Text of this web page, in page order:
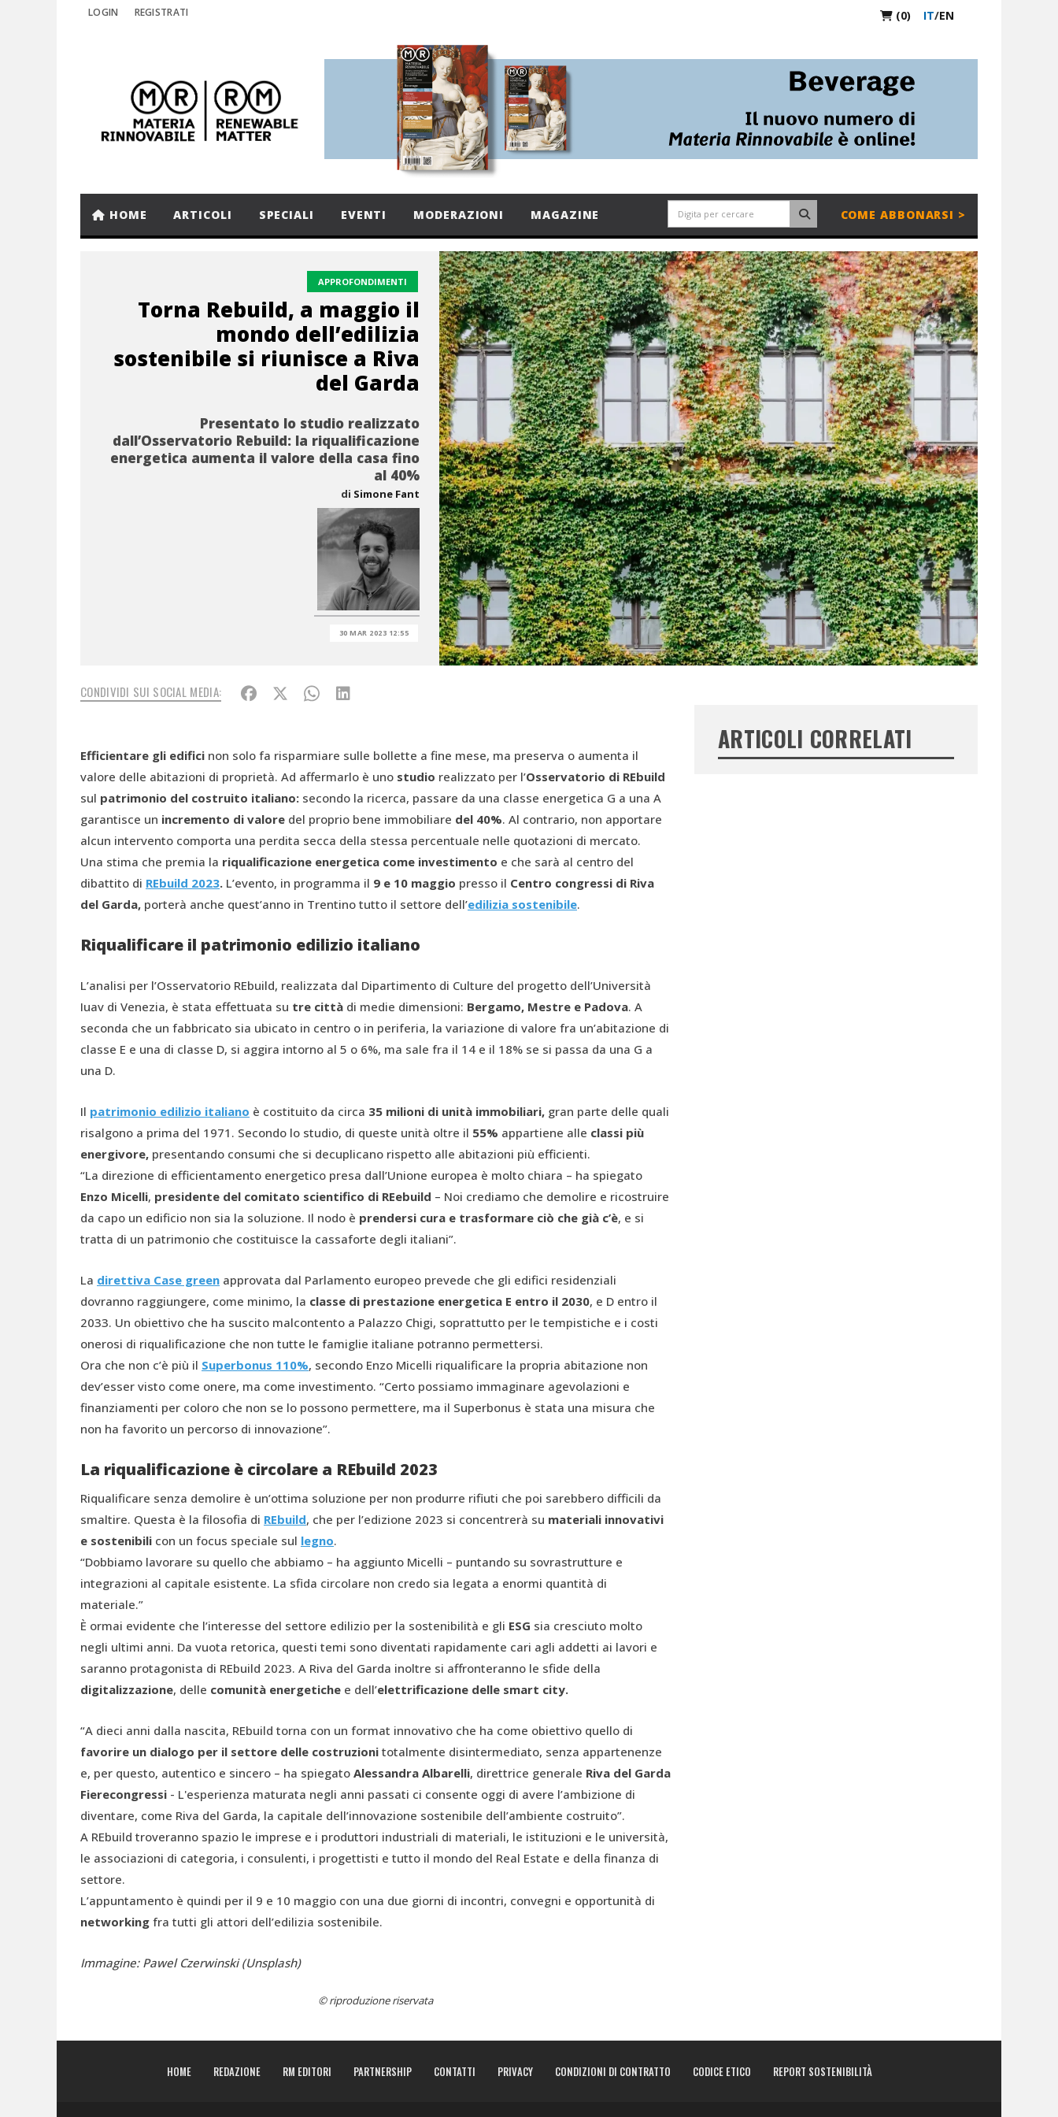
LOGIN REGISTRATI (0) IT/EN
HOME ARTICOLI SPECIALI EVENTI MODERAZIONI MAGAZINE COME ABBONARSI >
APPROFONDIMENTI
Torna Rebuild, a maggio il
mondo dell’edilizia
sostenibile si riunisce a Riva
del Garda
Presentato lo studio realizzato
dall’Osservatorio Rebuild: la riqualificazione
energetica aumenta il valore della casa fino
al 40%
di Simone Fant
30 MAR 2023 12:55
CONDIVIDI SUI SOCIAL MEDIA:
Efficientare gli edifici non solo fa risparmiare sulle bollette a fine mese, ma preserva o aumenta il
valore delle abitazioni di proprietà. Ad affermarlo è uno studio realizzato per l’Osservatorio di REbuild
sul patrimonio del costruito italiano: secondo la ricerca, passare da una classe energetica G a una A
garantisce un incremento di valore del proprio bene immobiliare del 40%. Al contrario, non apportare
alcun intervento comporta una perdita secca della stessa percentuale nelle quotazioni di mercato.
Una stima che premia la riqualificazione energetica come investimento e che sarà al centro del
dibattito di REbuild 2023. L’evento, in programma il 9 e 10 maggio presso il Centro congressi di Riva
del Garda, porterà anche quest’anno in Trentino tutto il settore dell’edilizia sostenibile.
Riqualificare il patrimonio edilizio italiano
L’analisi per l’Osservatorio REbuild, realizzata dal Dipartimento di Culture del progetto dell’Università
Iuav di Venezia, è stata effettuata su tre città di medie dimensioni: Bergamo, Mestre e Padova. A
seconda che un fabbricato sia ubicato in centro o in periferia, la variazione di valore fra un’abitazione di
classe E e una di classe D, si aggira intorno al 5 o 6%, ma sale fra il 14 e il 18% se si passa da una G a
una D.
Il patrimonio edilizio italiano è costituito da circa 35 milioni di unità immobiliari, gran parte delle quali
risalgono a prima del 1971. Secondo lo studio, di queste unità oltre il 55% appartiene alle classi più
energivore, presentando consumi che si decuplicano rispetto alle abitazioni più efficienti.
“La direzione di efficientamento energetico presa dall’Unione europea è molto chiara – ha spiegato
Enzo Micelli, presidente del comitato scientifico di REebuild – Noi crediamo che demolire e ricostruire
da capo un edificio non sia la soluzione. Il nodo è prendersi cura e trasformare ciò che già c’è, e si
tratta di un patrimonio che costituisce la cassaforte degli italiani”.
La direttiva Case green approvata dal Parlamento europeo prevede che gli edifici residenziali
dovranno raggiungere, come minimo, la classe di prestazione energetica E entro il 2030, e D entro il
2033. Un obiettivo che ha suscito malcontento a Palazzo Chigi, soprattutto per le tempistiche e i costi
onerosi di riqualificazione che non tutte le famiglie italiane potranno permettersi.
Ora che non c’è più il Superbonus 110%, secondo Enzo Micelli riqualificare la propria abitazione non
dev’esser visto come onere, ma come investimento. “Certo possiamo immaginare agevolazioni e
finanziamenti per coloro che non se lo possono permettere, ma il Superbonus è stata una misura che
non ha favorito un percorso di innovazione”.
La riqualificazione è circolare a REbuild 2023
Riqualificare senza demolire è un’ottima soluzione per non produrre rifiuti che poi sarebbero difficili da
smaltire. Questa è la filosofia di REbuild, che per l’edizione 2023 si concentrerà su materiali innovativi
e sostenibili con un focus speciale sul legno.
“Dobbiamo lavorare su quello che abbiamo – ha aggiunto Micelli – puntando su sovrastrutture e
integrazioni al capitale esistente. La sfida circolare non credo sia legata a enormi quantità di
materiale.”
È ormai evidente che l’interesse del settore edilizio per la sostenibilità e gli ESG sia cresciuto molto
negli ultimi anni. Da vuota retorica, questi temi sono diventati rapidamente cari agli addetti ai lavori e
saranno protagonista di REbuild 2023. A Riva del Garda inoltre si affronteranno le sfide della
digitalizzazione, delle comunità energetiche e dell’elettrificazione delle smart city.
“A dieci anni dalla nascita, REbuild torna con un format innovativo che ha come obiettivo quello di
favorire un dialogo per il settore delle costruzioni totalmente disintermediato, senza appartenenze
e, per questo, autentico e sincero – ha spiegato Alessandra Albarelli, direttrice generale Riva del Garda
Fierecongressi - L'esperienza maturata negli anni passati ci consente oggi di avere l’ambizione di
diventare, come Riva del Garda, la capitale dell’innovazione sostenibile dell’ambiente costruito”.
A REbuild troveranno spazio le imprese e i produttori industriali di materiali, le istituzioni e le università,
le associazioni di categoria, i consulenti, i progettisti e tutto il mondo del Real Estate e della finanza di
settore.
L’appuntamento è quindi per il 9 e 10 maggio con una due giorni di incontri, convegni e opportunità di
networking fra tutti gli attori dell’edilizia sostenibile.
Immagine: Pawel Czerwinski (Unsplash)
© riproduzione riservata
ARTICOLI CORRELATI
HOME REDAZIONE RM EDITORI PARTNERSHIP CONTATTI PRIVACY CONDIZIONI DI CONTRATTO CODICE ETICO REPORT SOSTENIBILITÀ